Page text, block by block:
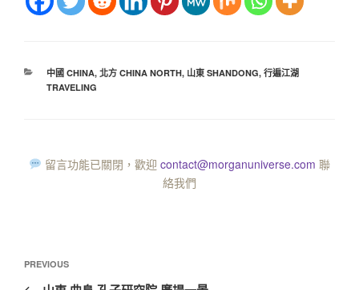
中國 CHINA, 北方 CHINA NORTH, 山東 SHANDONG, 行遍江湖
TRAVELING
留言功能已關閉，歡迎 contact@morganuniverse.com 聯
絡我們
PREVIOUS